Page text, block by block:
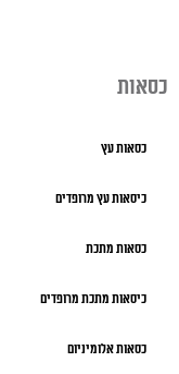
כסאות
כסאות עץ
כיסאות עץ מרופדים
כסאות מתכת
כיסאות מתכת מרופדים
כסאות אלומיניום